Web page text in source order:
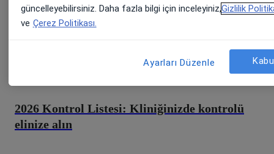
SONUÇLARI ARTIRIN
2026 Kontrol Listesi: Kliniğinizde kontrolü
elinize alın
güncelleyebilirsiniz. Daha fazla bilgi için inceleyiniz,Gizlilik
ve Çerez Politikası.
Ayarları Düzenle